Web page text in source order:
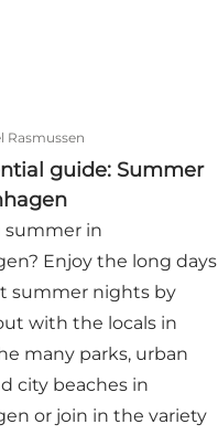
Rasmussen
guide: Summer
summer in
Enjoy the long days
summer nights by
with the locals in
many parks, urban
city beaches in
or join in the variety